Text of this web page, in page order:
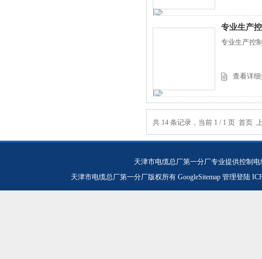
专业生产
专业生产控
查看详
共 14 条记录，当前 1 / 1 页 首页
天津市电缆总厂第一分厂专业提供控制
天津市电缆总厂第一分厂版权所有 GoogleSitemap 管理登陆